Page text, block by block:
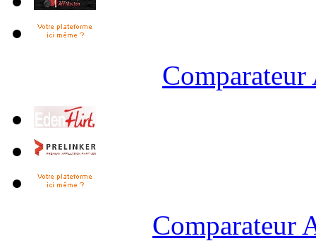
Comparateur